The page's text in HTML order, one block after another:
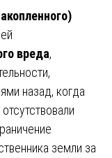
вреда,
назад, когда
земли за